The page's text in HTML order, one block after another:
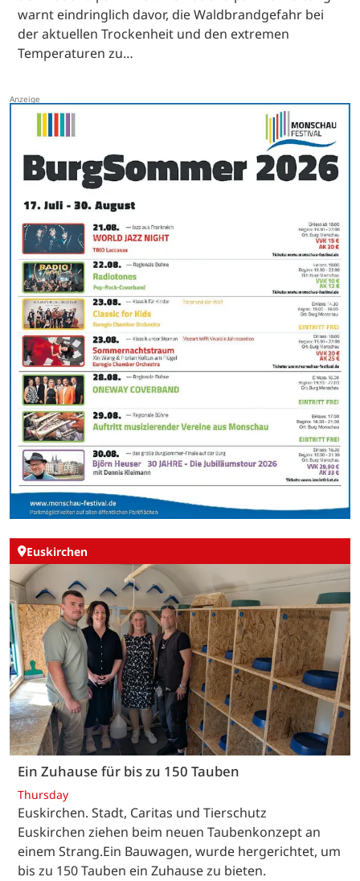
warnt eindringlich davor, die Waldbrandgefahr bei
der aktuellen Trockenheit und den extremen
Temperaturen zu…
Euskirchen
Ein Zuhause für bis zu 150 Tauben
Thursday
Euskirchen. Stadt, Caritas und Tierschutz
Euskirchen ziehen beim neuen Taubenkonzept an
einem Strang.Ein Bauwagen, wurde hergerichtet, um
bis zu 150 Tauben ein Zuhause zu bieten.